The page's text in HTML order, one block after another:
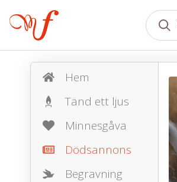
Hem
Tänd ett ljus
Minnesgåva
Dödsannons
Begravning